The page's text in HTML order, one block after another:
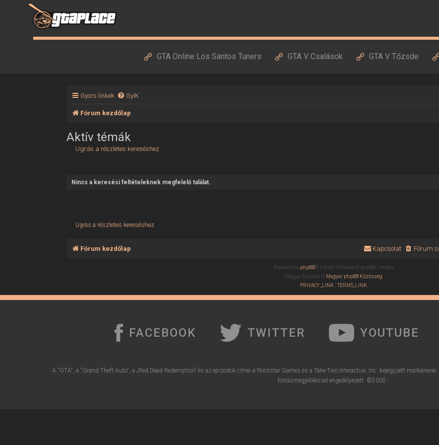
GTA Online Los Santos Tuners GTA V Csalások GTA V Tőzsde
Gyors linkek GyIK
Fórum kezdőlap
Aktív témák
Ugrás a részletes kereséshez
Nincs a keresési feltételeknek megfelelő találat.
Ugrás a részletes kereséshez
Fórum kezdőlap Fórum
Kapcsolat
Powered by phpBB® Forum Software © phpBB Limited
Magyar fordítás © Magyar phpBB Közösség
PRIVACY_LINK |TERMS_LINK
FACEBOOK TWITTER YOUTUBE
A "GTA", a "Grand Theft Auto", a „Red Dead Redemption” és az epizódok címei a Rockstar Games és a Take-Two Interactive, Inc. bejegyzett
forrásmegjelöléssel engedélyezett. ©2005 -